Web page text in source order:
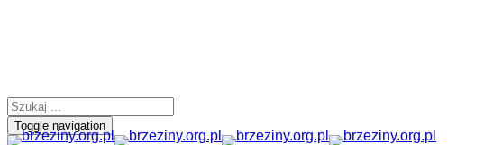
Toggle navigation